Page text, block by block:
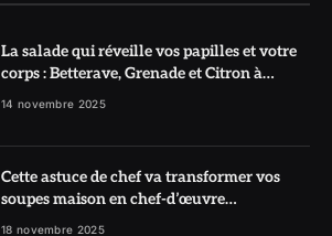
La salade qui réveille vos papilles et votre
corps : Betterave, Grenade et Citron à
l’honneur
14 novembre 2025
Cette astuce de chef va transformer vos
soupes maison en chef-d’œuvre
réconfortant
18 novembre 2025